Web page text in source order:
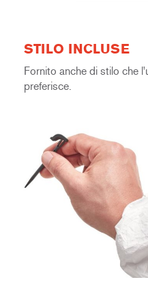
STILO INCLUSE
Fornito anche di stilo che
preferisce.